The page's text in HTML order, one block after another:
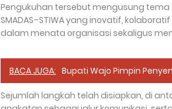
Pengukuhan tersebut mengusung
SMADAS–STIWA yang inovatif,
dalam menata organisasi sekaligus
BACA JUGA: Bupati Wajo Pimpin
Sejumlah langkah telah disiapkan, di